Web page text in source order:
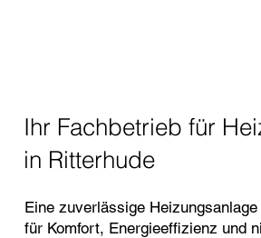
Ihr Fachbetrieb für
in Ritterhude
Eine zuverlässige
für Komfort, Energieeffizienz und